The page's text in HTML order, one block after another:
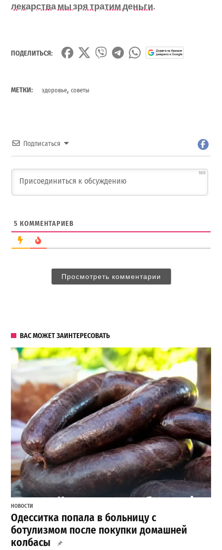
лекарства мы зря тратим деньги.
ПОДЕЛИТЬСЯ:
МЕТКИ: здоровье,советы
Подписаться
500
5 КОММЕНТАРИЕВ
Просмотреть комментарии
ВАС МОЖЕТ ЗАИНТЕРЕСОВАТЬ
НОВОСТИ
Одесситка попала в больницу с
ботулизмом после покупки домашней
колбасы